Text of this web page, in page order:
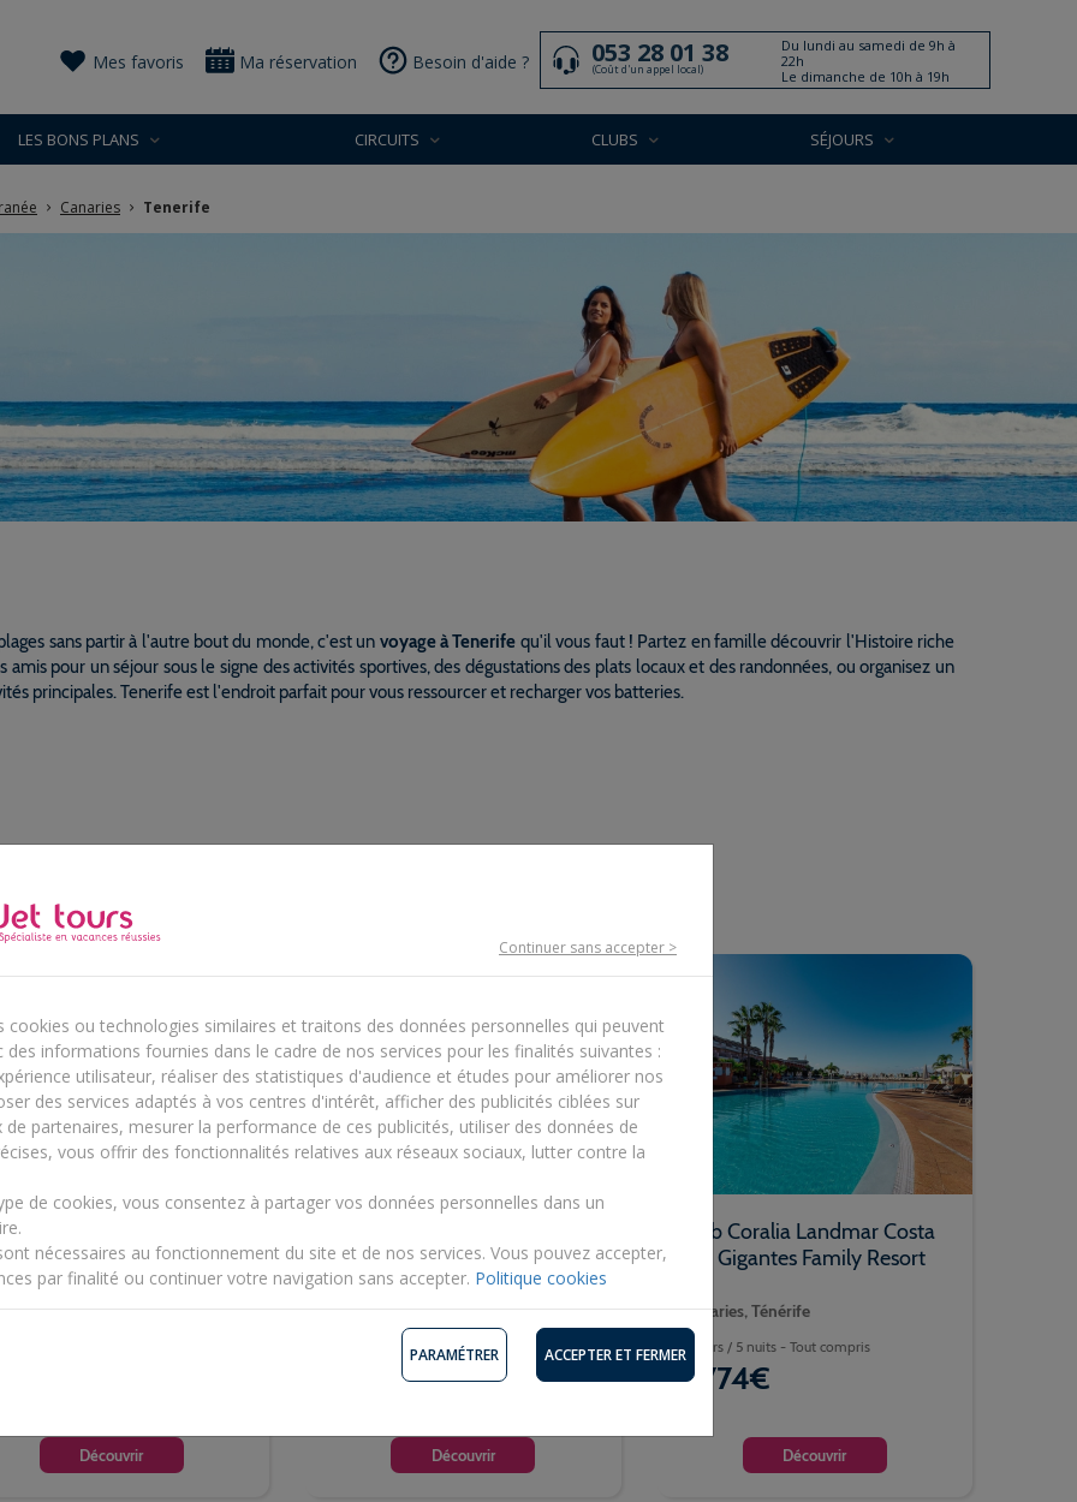
Mes favoris Ma réservation Besoin d'aide ? 053 28 01 38
(Coût d'un appel local)
Du lundi au samedi de 9h à
22h
Le dimanche de 10h à 19h
LES BONS PLANS CIRCUITS CLUBS SÉJOURS
Canaries Tenerife
sans partir à l'autre bout du monde, c'est un voyage à Tenerife qu'il vous faut ! Partez en famille découvrir l'Histoire riche
pour un séjour sous le signe des activités sportives, des dégustations des plats locaux et des randonnées, ou organisez un
principales. Tenerife est l'endroit parfait pour vous ressourcer et recharger vos batteries.
a une histoire riche où de nombreuses cultures se mélangent avec succès. Votre
européennes et mauresques.
nature sauvage et surprenante, avec des montagnes parfois enneigées au sommet, forêt, dunes, piscines naturelles. Les
et dépaysants. L'île est également un endroit idéal pour se défouler, découvrir ou pratiquer différents sports nautiques, faire
Tenerife offre à tous ses visiteurs ce dont ils rêvent, une île paradisiaque en somme.
tours Signature Tivoli La
Tenerife Resort 5*
Ténérife
Découvrir
Playa La Arena 4*
Canaries, Ténérife
6 jours / 5 nuits - Tout compris
667€ -25%
Découvrir
Club Coralia Landmar Costa
Los Gigantes Family Resort
Canaries, Ténérife
6 jours / 5 nuits - Tout compris
Dès 774€
Découvrir
Continuer sans accepter >
cookies ou technologies similaires et traitons des données personnelles qui peuvent
des informations fournies dans le cadre de nos services pour les finalités suivantes :
utilisateur, réaliser des statistiques d'audience et études pour améliorer nos
des services adaptés à vos centres d'intérêt, afficher des publicités ciblées sur
partenaires, mesurer la performance de ces publicités, utiliser des données de
vous offrir des fonctionnalités relatives aux réseaux sociaux, lutter contre la
de cookies, vous consentez à partager vos données personnelles dans un
nécessaires au fonctionnement du site et de nos services. Vous pouvez accepter,
par finalité ou continuer votre navigation sans accepter. Politique cookies
PARAMÉTRER ACCEPTER ET FERMER